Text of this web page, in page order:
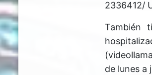
2336412/
También
de lunes a